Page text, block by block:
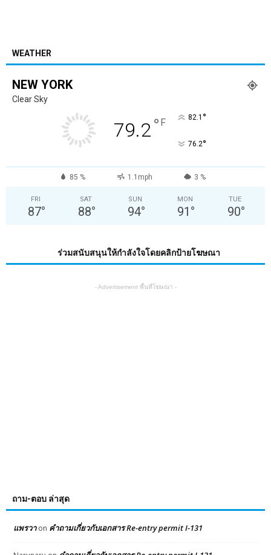
WEATHER
NEW YORK
Clear Sky
79.2° F 82.1 °
76.2°
85 % 1.1mph 3 %
FRI
87°
SAT
88°
SUN
94°
MON
91 °
TUE
90°
ร่วมสนับสนุนให้กำลังใจโดยคลิกป้ายโฆษณา
- Advertisement พื้นที่โฆษณา -
ถาม-ตอบ ล่าสุด
แพรวาon คำถามเกี่ยวกับเอกสาร Re-entry permit I-131